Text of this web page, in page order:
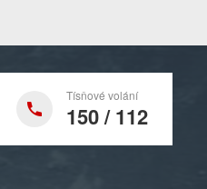
Tísňové volání
150 / 112